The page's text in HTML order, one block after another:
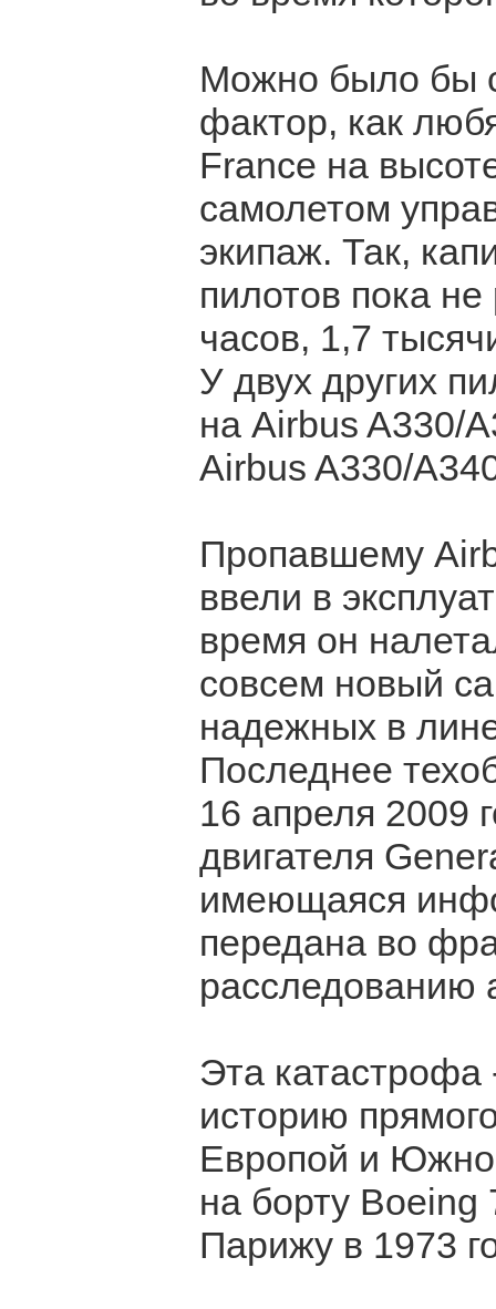
Можно было бы
фактор, как
France на
самолетом
экипаж. Так,
пилотов пока
часов, 1,7
У двух других
на Airbus A330/
Airbus A330/
Пропавшему
ввели в
время он
совсем новый
надежных в
Последнее
16 апреля 2009
двигателя
имеющаяся
передана во
расследованию
Эта
историю
Европой и
на борту Boeing
Парижу в 1973